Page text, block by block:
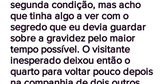
segunda condição, mas acho
que tinha algo a ver com o
segredo que eu devia guardar
sobre a gravidez pelo maior
tempo possível. O visitante
inesperado deixou então o
quarto para voltar pouco depois